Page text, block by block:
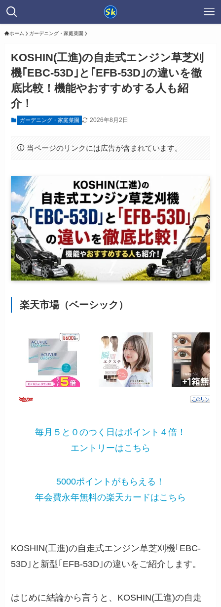
ホーム ガーデニング・家庭菜園
KOSHIN(工進)の自走式エンジン草芝刈
機｢EBC-53D｣と｢EFB-53D｣の違いを徹
底比較！機能やおすすめする人も紹
介！
ガーデニング・家庭菜園 2026年8月2日
当ページのリンクには広告が含まれています。
楽天市場（ベーシック）
毎月５と０のつく日はポイント４倍！
エントリーはこちら
5000ポイントがもらえる！
年会費永年無料の楽天カードはこちら
KOSHIN(工進)の自走式エンジン草芝刈機｢EBC-
53D｣と新型｢EFB-53D｣の違いをご紹介します。
はじめに結論から言うと、KOSHIN(工進)の自走